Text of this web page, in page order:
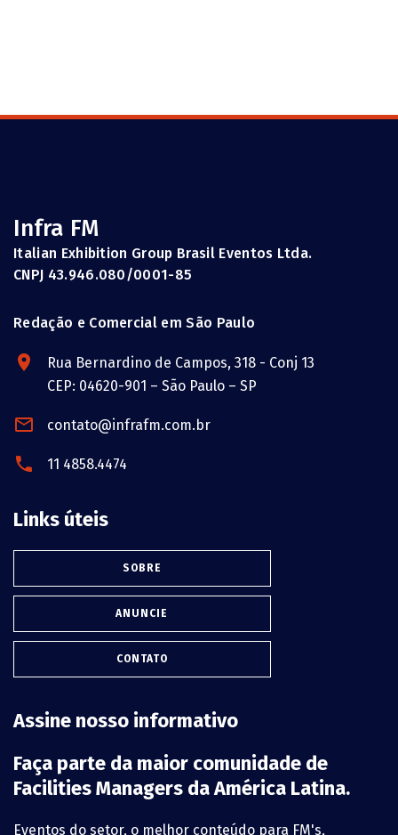
Infra FM
Italian Exhibition Group Brasil Eventos Ltda.
CNPJ 43.946.080/0001-85
Redação e Comercial em São Paulo
Rua Bernardino de Campos, 318 - Conj 13
CEP: 04620-901 – São Paulo – SP
contato@infrafm.com.br
11 4858.4474
Links úteis
SOBRE
ANUNCIE
CONTATO
Assine nosso informativo
Faça parte da maior comunidade de
Facilities Managers da América Latina.
Eventos do setor, o melhor conteúdo para FM's,